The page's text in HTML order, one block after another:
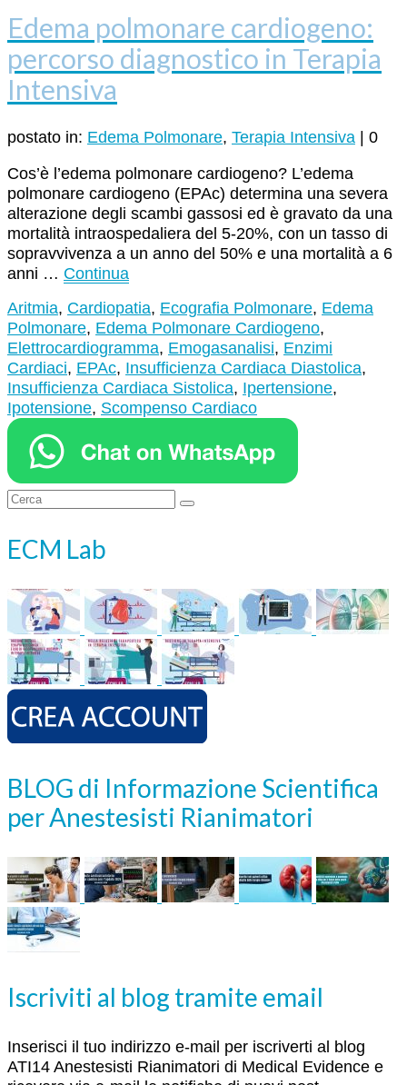
Edema polmonare cardiogeno:
percorso diagnostico in Terapia
Intensiva
postato in: Edema Polmonare, Terapia Intensiva | 0
Cos’è l’edema polmonare cardiogeno? L’edema
polmonare cardiogeno (EPAc) determina una severa
alterazione degli scambi gassosi ed è gravato da una
mortalità intraospedaliera del 5-20%, con un tasso di
sopravvivenza a un anno del 50% e una mortalità a 6
anni … Continua
Aritmia, Cardiopatia, Ecografia Polmonare, Edema
Polmonare, Edema Polmonare Cardiogeno,
Elettrocardiogramma, Emogasanalisi, Enzimi
Cardiaci, EPAc, Insufficienza Cardiaca Diastolica,
Insufficienza Cardiaca Sistolica, Ipertensione,
Ipotensione, Scompenso Cardiaco
Cerca:
ECM Lab
BLOG di Informazione Scientifica
per Anestesisti Rianimatori
Iscriviti al blog tramite email
Inserisci il tuo indirizzo e-mail per iscriverti al blog
ATI14 Anestesisti Rianimatori di Medical Evidence e